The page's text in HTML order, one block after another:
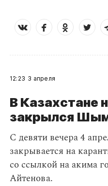
12:23 3 апреля
В Казахстане
закрылся
С девяти вечера 4
закрывается на
со ссылкой на акима
Айтенова.